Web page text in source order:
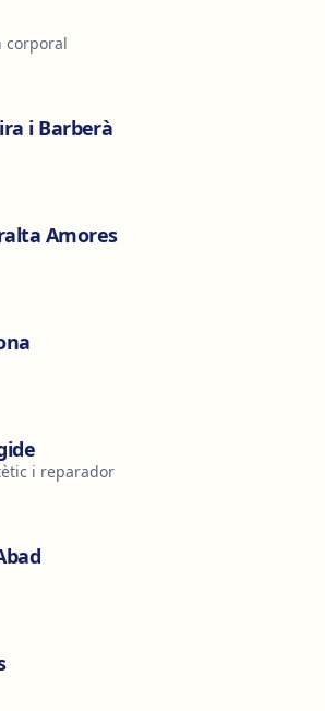
corporal
i Barberà
Amores
i reparador